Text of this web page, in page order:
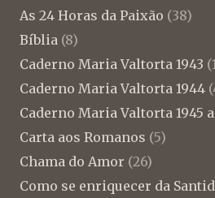
As 24 Horas da Paixão (38)
Bíblia (8)
Caderno Maria Valtorta 1943
Caderno Maria Valtorta 1944
Caderno Maria Valtorta 1945 a
Carta aos Romanos (5)
Chama do Amor (26)
Como se enriquecer da